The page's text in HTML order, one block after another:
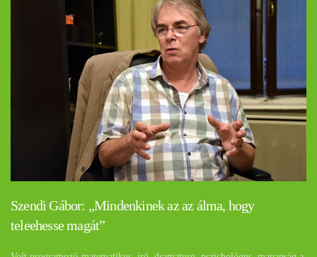
Szendi Gábor: „Mindenkinek az az álma, hogy
teleehesse magát”